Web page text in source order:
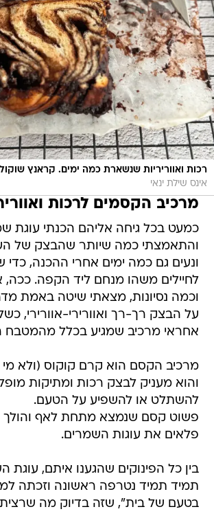
רכות ואווריריות שנשארת כמה ימים. קראנץ
אינס שילת ינאי
מרכיב הקסמים לרכות
כמעט בכל גיחה אליהם הכנתי עוגת
והתאמצתי כמה שיותר שהבצק של
ונעים גם כמה ימים אחרי ההכנה, כדי
לחיילים משהו מנחם ליד הקפה. ככה,
וכמה נסיונות, מצאתי שיטה באמת
על הבצק רך-רך ואוורירי-אוורירי,
אחראי מרכיב שמגיע בכלל מהמטבח
מרכיב הקסם הוא קרם קוקוס (ולא מי
והוא מעניק לבצק רכות ומתיקות
להשתלט או להשפיע על הטעם.
פשוט קסם שנמצא מתחת לאף והולך
פלאים את עוגות השמרים.
בין כל הפינוקים שהגענו איתם,
תמיד תמיד נטרפה ראשונה וזכתה
בטעם של בית", שזה בדיוק מה